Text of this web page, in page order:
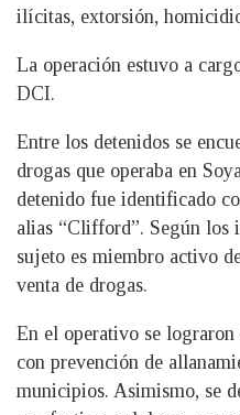
ilícitas, extorsión,
La operación estuvo a
DCI.
Entre los detenidos se
drogas que operaba en
detenido fue identificado
alias “Clifford”. Según los
sujeto es miembro activo
venta de drogas.
En el operativo se
con prevención de
municipios. Asimismo, se